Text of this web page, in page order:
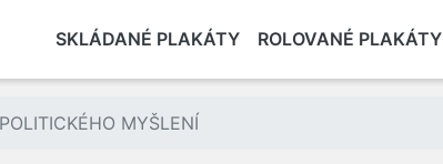
SKLÁDANÉ PLAKÁTY ROLOVANÉ PLAKÁTY
MYŠLENÍ